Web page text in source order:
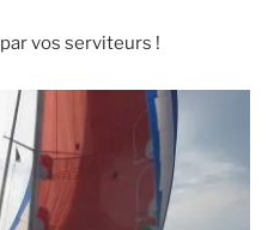
par vos serviteurs !